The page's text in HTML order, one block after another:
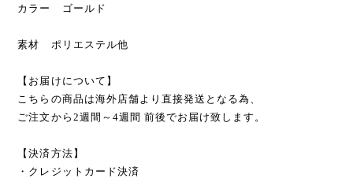
カラー ゴールド
素材 ポリエステル他
【お届けについて】
こちらの商品は海外店舗より直接発送となる為、
ご注文から2週間～4週間 前後でお届け致します。
【決済方法】
・クレジットカード決済